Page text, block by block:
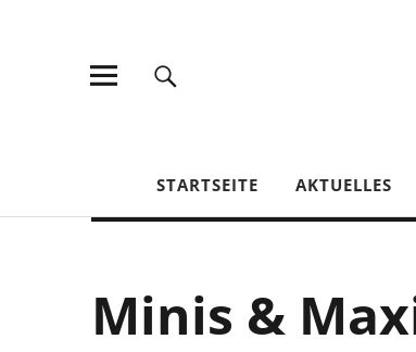
STARTSEITE AKTUELLES
Minis &